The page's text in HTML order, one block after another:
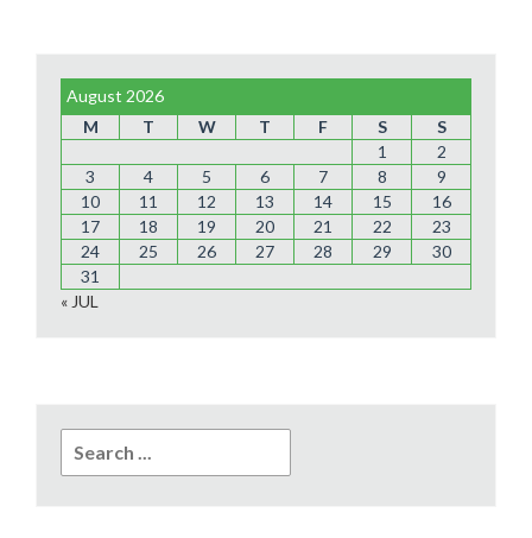
August 2026
M
T W T F S
S
1
2
3
4 5 6 7 8
9
10
11 12 13 14 15
16
17
18 19 20 21 22
23
24
25 26 27 28 29
30
31
« JUL
for: